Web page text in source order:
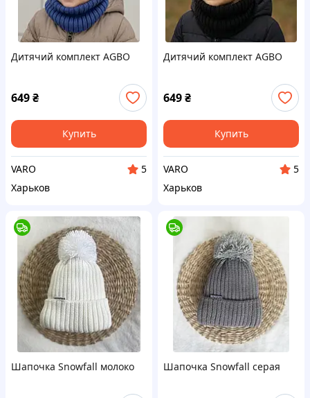
Дитячий комплект AGBO
649₴
Купить
VARO
5
Харьков
Дитячий комплект AGBO
649₴
Купить
VARO
5
Харьков
Шапочка Snowfall молоко Шапочка Snowfall серая